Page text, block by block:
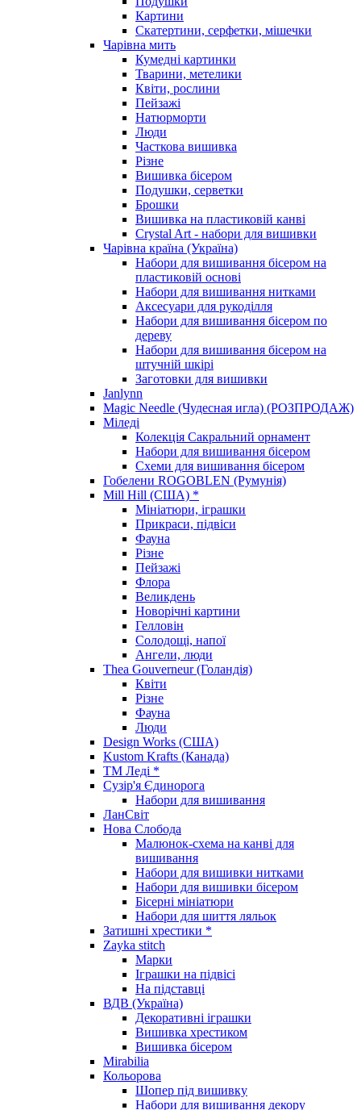
Картини
Скатертини, серфетки, мішечки
Чарiвна мить
Кумедні картинки
Тварини, метелики
Квіти, рослини
Пейзажі
Натюрморти
Люди
Часткова вишивка
Різне
Вишивка бісером
Подушки, серветки
Брошки
Вишивка на пластиковій канві
Crystal Art - набори для вишивки
Чарівна країна (Україна)
Набори для вишивання бісером на
пластиковій основі
Набори для вишивання нитками
Аксесуари для рукоділля
Набори для вишивання бісером по
дереву
Набори для вишивання бісером на
штучній шкірі
Заготовки для вишивки
Janlynn
Magic Needle (Чудесная игла) (РОЗПРОДАЖ)
Міледі
Колекція Сакральний орнамент
Набори для вишивання бісером
Схеми для вишивання бісером
Гобелени ROGOBLEN (Румунія)
Mill Hill (США) *
Мініатюри, іграшки
Прикраси, підвіси
Фауна
Різне
Пейзажі
Флора
Великдень
Новорічні картини
Гелловін
Солодощі, напої
Ангели, люди
Thea Gouverneur (Голандія)
Квіти
Різне
Фауна
Люди
Design Works (США)
Kustom Krafts (Канада)
ТМ Леді *
Сузір'я Єдинорога
Набори для вишивання
ЛанСвіт
Нова Слобода
Малюнок-схема на канві для
вишивання
Набори для вишивки нитками
Набори для вишивки бісером
Бісерні мініатюри
Набори для шиття ляльок
Затишні хрестики *
Zayka stitch
Марки
Іграшки на підвісі
На підставці
ВДВ (Україна)
Декоративні іграшки
Вишивка хрестиком
Вишивка бісером
Mirabilia
Кольорова
Шопер під вишивку
Набори для вишивання декору